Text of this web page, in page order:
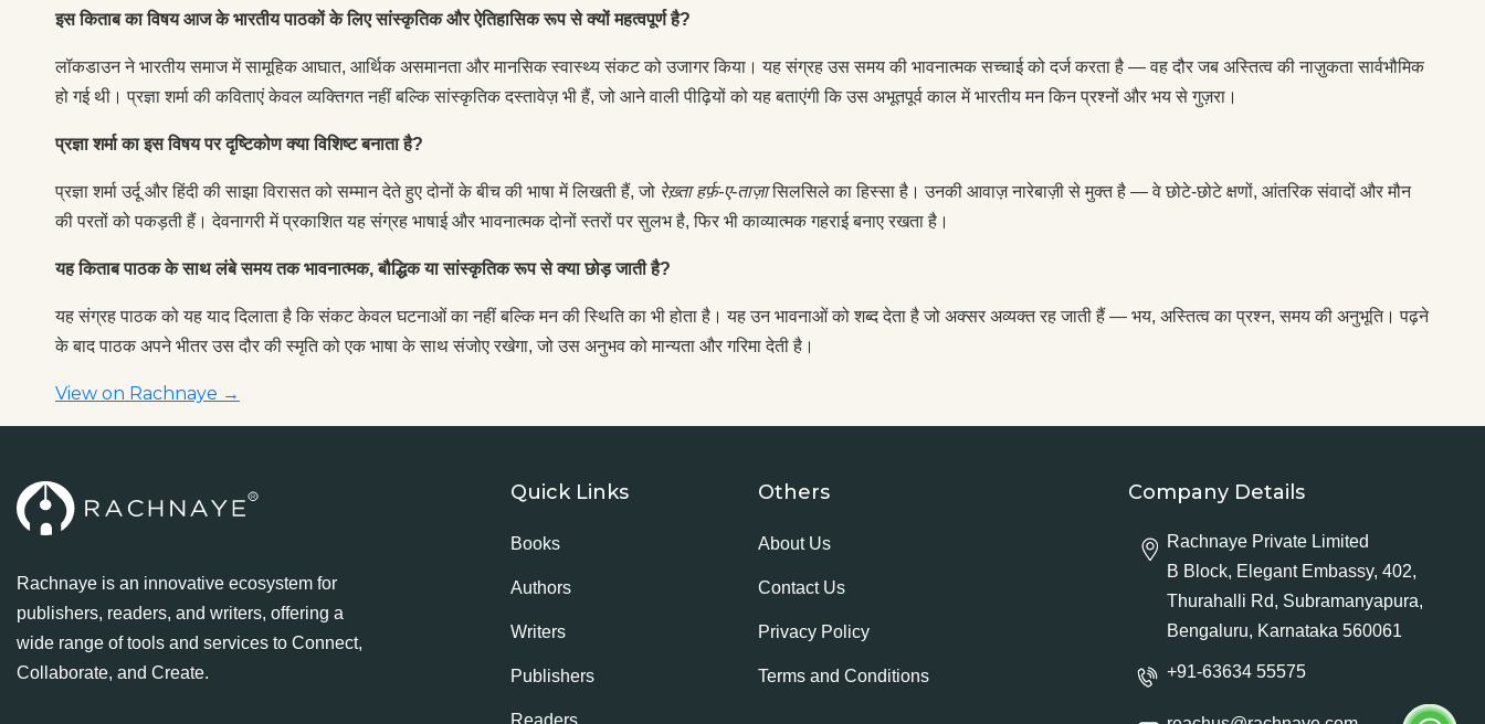
इस किताब का विषय आज के भारतीय पाठकों के लिए सांस्कृतिक और ऐतिहासिक रूप से क्यों महत्वपूर्ण है?
लॉकडाउन ने भारतीय समाज में सामूहिक आघात, आर्थिक असमानता और मानसिक स्वास्थ्य संकट को उजागर किया। यह संग्रह उस समय की भावनात्मक सच्चाई को दर्ज करता है — वह दौर जब अस्तित्व की नाज़ुकता सार्वभौमिक
हो गई थी। प्रज्ञा शर्मा की कविताएं केवल व्यक्तिगत नहीं बल्कि सांस्कृतिक दस्तावेज़ भी हैं, जो आने वाली पीढ़ियों को यह बताएंगी कि उस अभूतपूर्व काल में भारतीय मन किन प्रश्नों और भय से गुज़रा।
प्रज्ञा शर्मा का इस विषय पर दृष्टिकोण क्या विशिष्ट बनाता है?
प्रज्ञा शर्मा उर्दू और हिंदी की साझा विरासत को सम्मान देते हुए दोनों के बीच की भाषा में लिखती हैं, जो रेख़्ता हर्फ़-ए-ताज़ासिलसिले का हिस्सा है। उनकी आवाज़ नारेबाज़ी से मुक्त है — वे छोटे-छोटे क्षणों, आंतरिक संवादों और मौन
की परतों को पकड़ती हैं। देवनागरी में प्रकाशित यह संग्रह भाषाई और भावनात्मक दोनों स्तरों पर सुलभ है, फिर भी काव्यात्मक गहराई बनाए रखता है।
यह किताब पाठक के साथ लंबे समय तक भावनात्मक, बौद्धिक या सांस्कृतिक रूप से क्या छोड़ जाती है?
यह संग्रह पाठक को यह याद दिलाता है कि संकट केवल घटनाओं का नहीं बल्कि मन की स्थिति का भी होता है। यह उन भावनाओं को शब्द देता है जो अक्सर अव्यक्त रह जाती हैं — भय, अस्तित्व का प्रश्न, समय की अनुभूति। पढ़ने
के बाद पाठक अपने भीतर उस दौर की स्मृति को एक भाषा के साथ संजोए रखेगा, जो उस अनुभव को मान्यता और गरिमा देती है।
View on Rachnaye →
Rachnaye is an innovative ecosystem for
publishers, readers, and writers, offering a
wide range of tools and services to Connect,
Collaborate, and Create.
Quick Links
Books
Authors
Writers
Publishers
Readers
Others
About Us
Contact Us
Privacy Policy
Terms and Conditions
Company Details
Rachnaye Private Limited
B Block, Elegant Embassy, 402,
Thurahalli Rd, Subramanyapura,
Bengaluru, Karnataka 560061
+91-63634 55575